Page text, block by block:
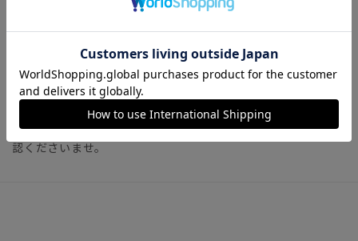
※商品画像はできる限り実際の色に近づけて掲載しております
が、パソコン環境により色味に誤差が生じる場合がございま
す。予めご了承下さいませ。
※「カートに入れる」ボタン左側の数字「1 (2,3…)」、カート
内画面にて表示される「サイズ:1 (2,3…)」については、サイ
ト仕様上の表記となります。寸法を示すものではございません
ので、実寸を確認されたい方は、上記（全長・大剣幅）をご確
認くださいませ。